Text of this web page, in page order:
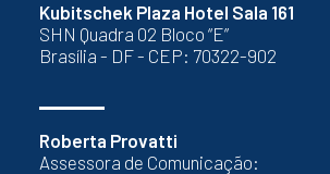
Kubitschek Plaza Hotel Sala 161
SHN Quadra 02 Bloco “E”
Brasília - DF - CEP: 70322-902
Roberta Provatti
Assessora de Comunicação: